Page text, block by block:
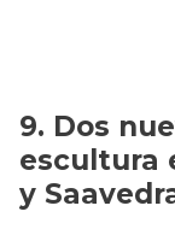
Dos
escultura
y